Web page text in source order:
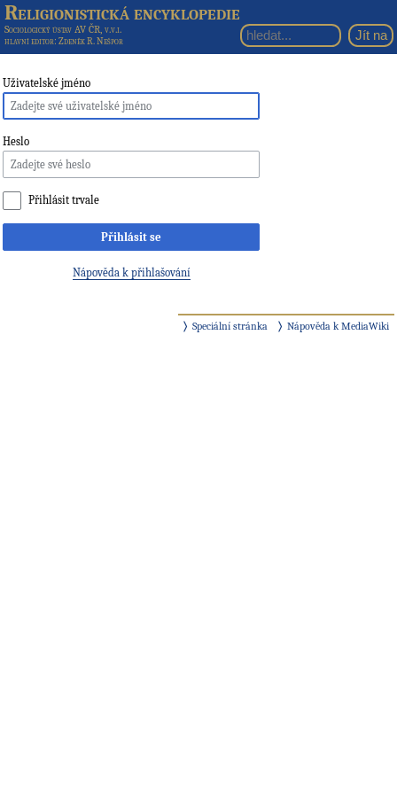
Religionistická encyklopedie
Sociologický ústav AV ČR, v.v.i.
hlavní editor: Zdeněk R. Nešpor
Uživatelské jméno
Heslo
Přihlásit trvale
Přihlásit se
Nápověda k přihlašování
Speciální stránka Nápověda k MediaWiki